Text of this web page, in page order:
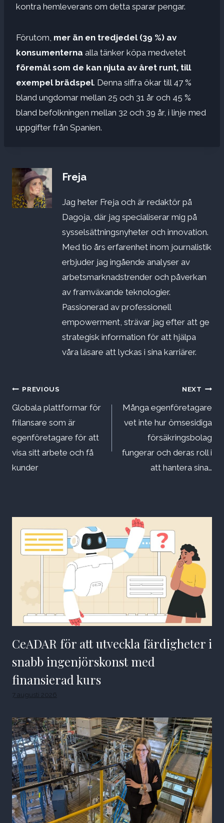
kontra hemleverans om detta sparar pengar.
Förutom, mer än en tredjedel (39 %) av
konsumenterna alla tänker köpa medvetet
föremål som de kan njuta av året runt, till
exempel brädspel. Denna siffra ökar till 47 %
bland ungdomar mellan 25 och 31 år och 45 %
bland befolkningen mellan 32 och 39 år, i linje med
uppgifter från Spanien.
Freja
Jag heter Freja och är redaktör på
Dagoja, där jag specialiserar mig på
sysselsättningsnyheter och innovation.
Med tio års erfarenhet inom journalistik
erbjuder jag ingående analyser av
arbetsmarknadstrender och påverkan
av framväxande teknologier.
Passionerad av professionell
empowerment, strävar jag efter att ge
strategisk information för att hjälpa
våra läsare att lyckas i sina karriärer.
Inläggsnavigering
PREVIOUS
Globala plattformar för
frilansare som är
egenföretagare för att
visa sitt arbete och få
kunder
NEXT
Många egenföretagare
vet inte hur ömsesidiga
försäkringsbolag
fungerar och deras roll i
att hantera sina…
CeADAR för att utveckla färdigheter i
snabb ingenjörskonst med
finansierad kurs
7 augusti 2026